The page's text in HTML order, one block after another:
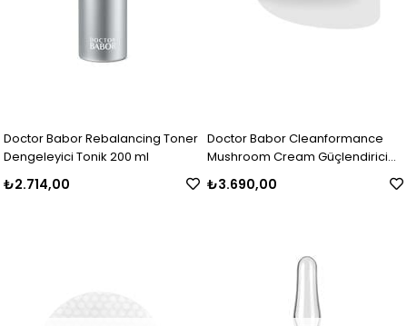
Doctor Babor Rebalancing Toner
Dengeleyici Tonik 200 ml
₺2.714,00
Doctor Babor Cleanformance
Mushroom Cream Güçlendirici
Etkili Bakım Kremi 50 ml
₺3.690,00